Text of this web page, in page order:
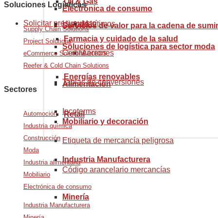
Farmacia y cuidado de la salud
Energías renovables
Retail
Servicios de valor para la cadena de
Electrónica de consumo
Soluciones de logística para sector moda
Alimentación
Mobiliario y decoración
Industria Manufacturera
Minería
Historia
Certificaciones
Marítimos
Aéreos
Tablas de conversiones
Incoterms
Etiqueta de mercancía peligrosa
Código arancelario mercancías
Solicitar presupuesto
Soluciones Logísticas
Supply Chain Solutions
Project Solutions
eCommerce Solutions
Reefer & Cold Chain Solutions
Sectores
Automoción
Industria química
Construcción
Moda
Industria alimentaria
Mobiliario
Electrónica de consumo
Industria Manufacturera